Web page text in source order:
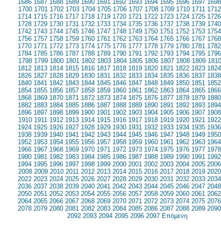
1686 1687 1688 1689 1690 1691 1692 1693 1694 1695 1696 1697 1698
1700 1701 1702 1703 1704 1705 1706 1707 1708 1709 1710 1711 1712
1714 1715 1716 1717 1718 1719 1720 1721 1722 1723 1724 1725 1726
1728 1729 1730 1731 1732 1733 1734 1735 1736 1737 1738 1739 1740
1742 1743 1744 1745 1746 1747 1748 1749 1750 1751 1752 1753 1754
1756 1757 1758 1759 1760 1761 1762 1763 1764 1765 1766 1767 1768
1770 1771 1772 1773 1774 1775 1776 1777 1778 1779 1780 1781 1782
1784 1785 1786 1787 1788 1789 1790 1791 1792 1793 1794 1795 1796
1798 1799 1800 1801 1802 1803 1804 1805 1806 1807 1808 1809 1810
1812 1813 1814 1815 1816 1817 1818 1819 1820 1821 1822 1823 1824
1826 1827 1828 1829 1830 1831 1832 1833 1834 1835 1836 1837 1838
1840 1841 1842 1843 1844 1845 1846 1847 1848 1849 1850 1851 1852
1854 1855 1856 1857 1858 1859 1860 1861 1862 1863 1864 1865 1866
1868 1869 1870 1871 1872 1873 1874 1875 1876 1877 1878 1879 1880
1882 1883 1884 1885 1886 1887 1888 1889 1890 1891 1892 1893 1894
1896 1897 1898 1899 1900 1901 1902 1903 1904 1905 1906 1907 1908
1910 1911 1912 1913 1914 1915 1916 1917 1918 1919 1920 1921 1922
1924 1925 1926 1927 1928 1929 1930 1931 1932 1933 1934 1935 1936
1938 1939 1940 1941 1942 1943 1944 1945 1946 1947 1948 1949 1950
1952 1953 1954 1955 1956 1957 1958 1959 1960 1961 1962 1963 1964
1966 1967 1968 1969 1970 1971 1972 1973 1974 1975 1976 1977 1978
1980 1981 1982 1983 1984 1985 1986 1987 1988 1989 1990 1991 1992
1994 1995 1996 1997 1998 1999 2000 2001 2002 2003 2004 2005 2006
2008 2009 2010 2011 2012 2013 2014 2015 2016 2017 2018 2019 2020
2022 2023 2024 2025 2026 2027 2028 2029 2030 2031 2032 2033 2034
2036 2037 2038 2039 2040 2041 2042 2043 2044 2045 2046 2047 2048
2050 2051 2052 2053 2054 2055 2056 2057 2058 2059 2060 2061 2062
2064 2065 2066 2067 2068 2069 2070 2071 2072 2073 2074 2075 2076
2078 2079 2080 2081 2082 2083 2084 2085 2086 2087 2088 2089 2090
2092 2093 2094 2095 2096 2097 Επόμενη